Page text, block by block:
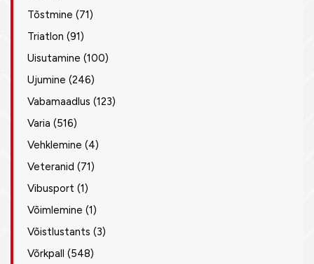
Tõstmine (71)
Triatlon (91)
Uisutamine (100)
Ujumine (246)
Vabamaadlus (123)
Varia (516)
Vehklemine (4)
Veteranid (71)
Vibusport (1)
Võimlemine (1)
Võistlustants (3)
Võrkpall (548)